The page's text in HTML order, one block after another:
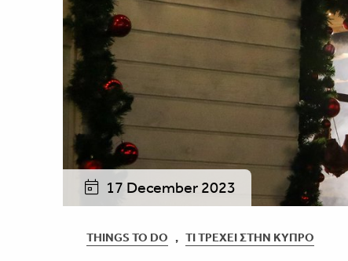
17 December 2023
THINGS TO DO , ΤΙ ΤΡΈΧΕΙ ΣΤΗΝ ΚΎΠΡΟ